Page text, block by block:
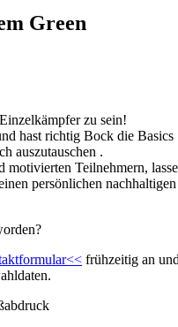
Green
zu sein!
hast richtig Bock die Basics
auszutauschen .
motivierten Teilnehmern, lasse
persönlichen nachhaltigen
frühzeitig an